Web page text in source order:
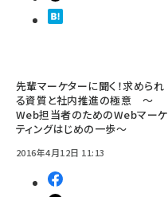
先輩マーケターに聞く！求められ
る資質と社内推進の極意 ～
Web担当者のためのWebマーケ
ティングはじめの一歩～
2016年4月12日 11:13